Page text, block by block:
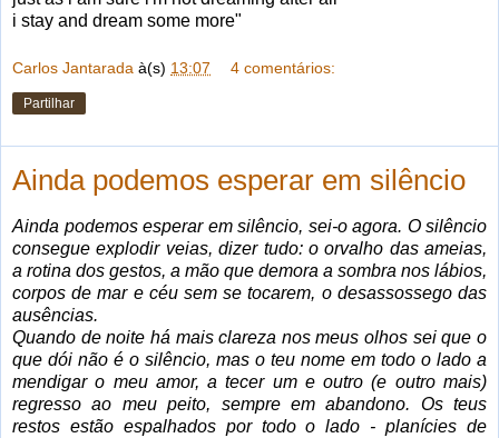
i stay and dream some more"
Carlos Jantarada à(s) 13:07 4 comentários:
Partilhar
Ainda podemos esperar em silêncio
Ainda podemos esperar em silêncio, sei-o agora. O silêncio
consegue explodir veias, dizer tudo: o orvalho das ameias,
a rotina dos gestos, a mão que demora a sombra nos lábios,
corpos de mar e céu sem se tocarem, o desassossego das
ausências.
Quando de noite há mais clareza nos meus olhos sei que o
que dói não é o silêncio, mas o teu nome em todo o lado a
mendigar o meu amor, a tecer um e outro (e outro mais)
regresso ao meu peito, sempre em abandono. Os teus
restos estão espalhados por todo o lado - planícies de